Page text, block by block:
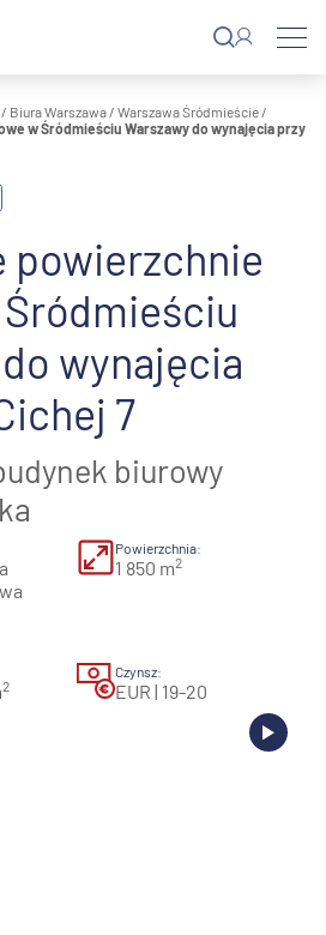
/ Biura Warszawa / Warszawa Śródmieście /
w Śródmieściu Warszawy do wynajęcia przy
powierzchnie
wynajęcia
7
biurowy
Powierzchnia:
1 850 m2
2
Czynsz:
EUR | 19-20